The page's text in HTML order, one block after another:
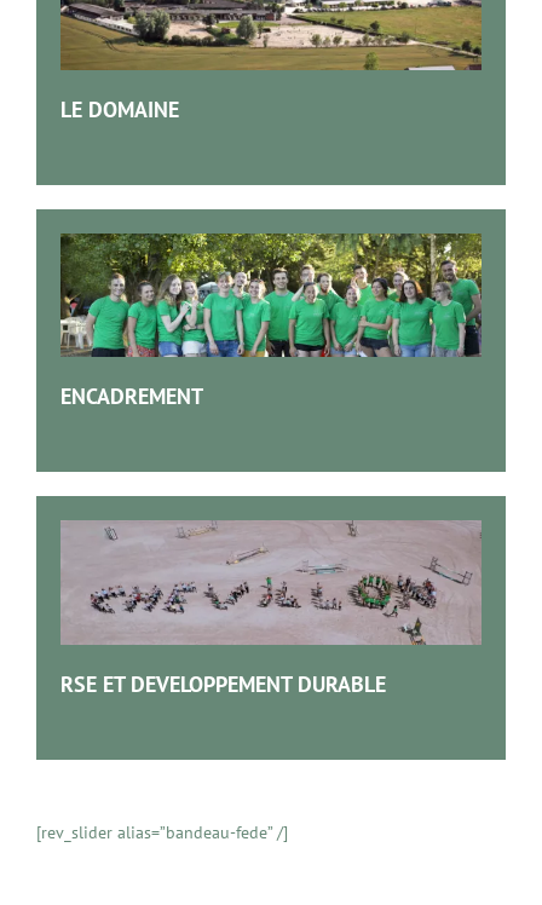
LE DOMAINE
ENCADREMENT
RSE ET DEVELOPPEMENT DURABLE
[rev_slider alias=”bandeau-fede” /]